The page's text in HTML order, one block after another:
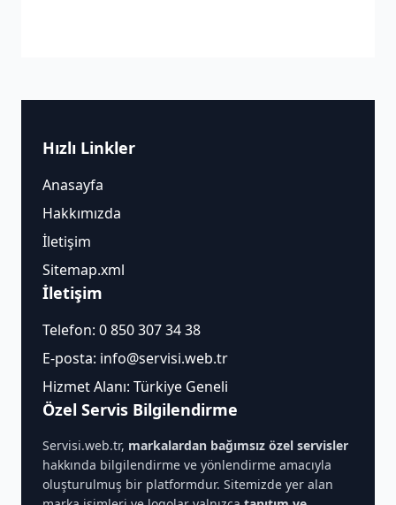
Hızlı Linkler
Anasayfa
Hakkımızda
İletişim
Sitemap.xml
İletişim
Telefon: 0 850 307 34 38
E-posta: info@servisi.web.tr
Hizmet Alanı: Türkiye Geneli
Özel Servis Bilgilendirme
Servisi.web.tr, markalardan bağımsız özel servisler
hakkında bilgilendirme ve yönlendirme amacıyla
oluşturulmuş bir platformdur. Sitemizde yer alan